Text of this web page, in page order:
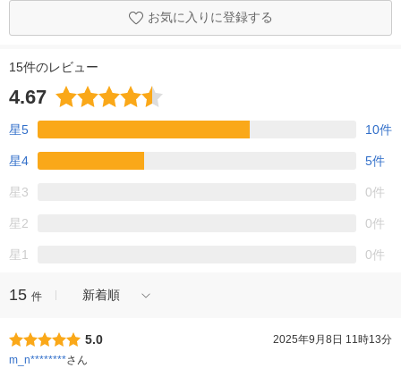
お気に入りに登録する
15件のレビュー
4.67
星5 10件
星4 5件
星3 0件
星2 0件
星1 0件
15 件 新着順
5.0
2025年9月8日 11時13分
m_n********さん